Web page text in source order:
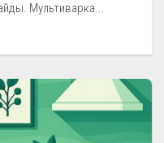
Мультиварка...